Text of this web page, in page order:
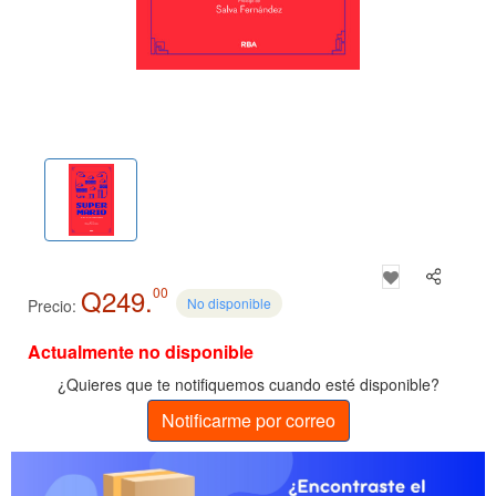
Precio: Q249.00
No disponible
Actualmente no disponible
¿Quieres que te notifiquemos cuando esté disponible?
Notificarme por correo